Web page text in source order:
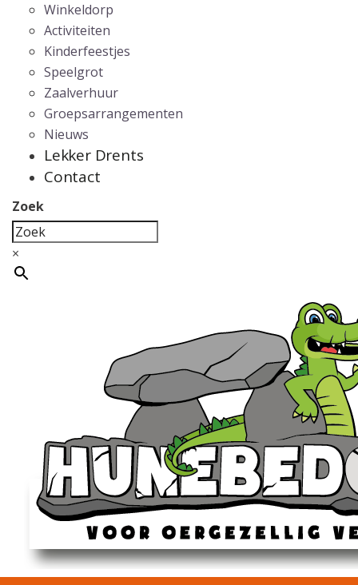
Winkeldorp
Activiteiten
Kinderfeestjes
Speelgrot
Zaalverhuur
Groepsarrangementen
Nieuws
Lekker Drents
Contact
Zoek
×